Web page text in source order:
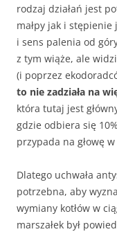
rodzaj działań jest
małpy jak i
i sens palenia od
z tym wiąże, ale
(i poprzez
to nie zadziała na
która tutaj jest
gdzie odbiera się
przypada na głowę
Dlatego uchwała
potrzebna, aby
wymiany kotłów w
marszałek był